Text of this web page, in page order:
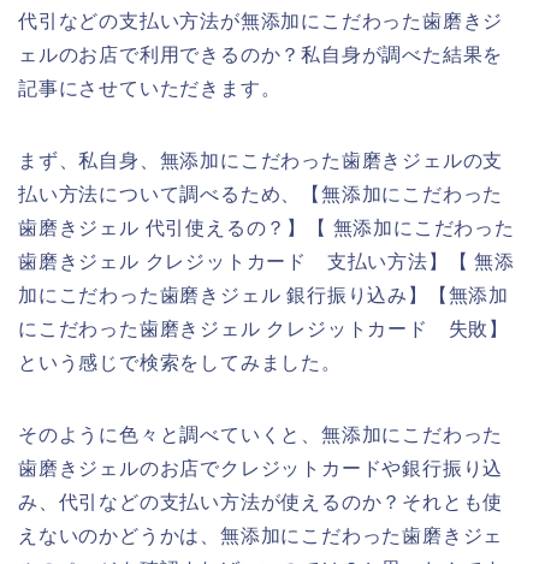
代引などの支払い方法が無添加にこだわった歯磨きジ
ェルのお店で利用できるのか？私自身が調べた結果を
記事にさせていただきます。
まず、私自身、無添加にこだわった歯磨きジェルの支
払い方法について調べるため、【無添加にこだわった
歯磨きジェル 代引使えるの？】【 無添加にこだわった
歯磨きジェル クレジットカード 支払い方法】【 無添
加にこだわった歯磨きジェル 銀行振り込み】【無添加
にこだわった歯磨きジェル クレジットカード 失敗】
という感じで検索をしてみました。
そのように色々と調べていくと、無添加にこだわった
歯磨きジェルのお店でクレジットカードや銀行振り込
み、代引などの支払い方法が使えるのか？それとも使
えないのかどうかは、無添加にこだわった歯磨きジェ